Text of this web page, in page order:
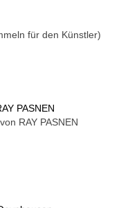
für den Künstler)
RAY PASNEN